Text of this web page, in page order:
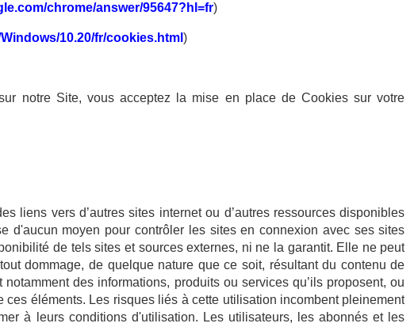
chrome/answer/95647?hl=fr)
10.20/fr/cookies.html )
notre Site, vous acceptez la mise en place de Cookies sur votre
liens vers d’autres sites internet ou d’autres ressources disponibles
d'aucun moyen pour contrôler les sites en connexion avec ses sites
de tels sites et sources externes, ni ne la garantit. Elle ne peut
dommage, de quelque nature que ce soit, résultant du contenu de
des informations, produits ou services qu’ils proposent, ou
ces éléments. Les risques liés à cette utilisation incombent pleinement
à leurs conditions d'utilisation. Les utilisateurs, les abonnés et les